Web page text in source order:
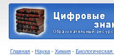
Главная - Наука - Химия -